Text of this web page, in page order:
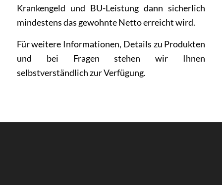
Krankengeld und BU-Leistung dann sicherlich
mindestens das gewohnte Netto erreicht wird.
Für weitere Informationen, Details zu Produkten
und bei Fragenstehen wir Ihnen
selbstverständlich zur Verfügung.